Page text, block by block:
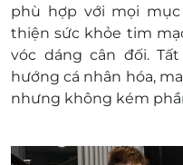
phù hợp với mọi
thiện sức khỏe tim
vóc dáng cân đối.
hướng cá nhân hóa,
nhưng không kém